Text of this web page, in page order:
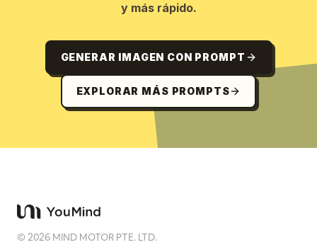
y más rápido.
GENERAR IMAGEN CON PROMPT
EXPLORAR MÁS PROMPTS
©2026 MIND MOTOR PTE. LTD.